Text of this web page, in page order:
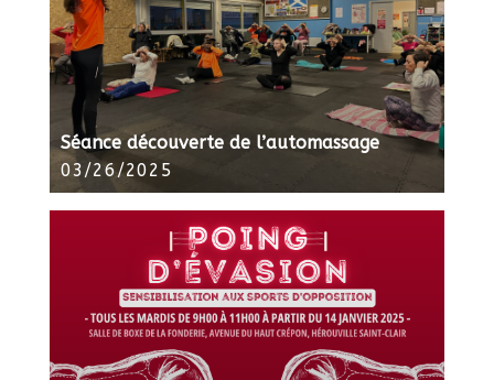
Séance découverte de l’automassage
03/26/2025